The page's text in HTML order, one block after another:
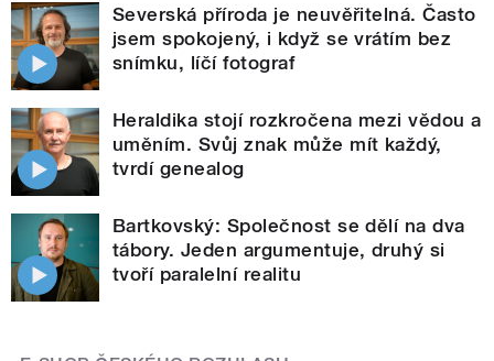
Severská příroda je neuvěřitelná. Často
jsem spokojený, i když se vrátím bez
snímku, líčí fotograf
Heraldika stojí rozkročena mezi vědou a
uměním. Svůj znak může mít každý,
tvrdí genealog
Bartkovský: Společnost se dělí na dva
tábory. Jeden argumentuje, druhý si
tvoří paralelní realitu